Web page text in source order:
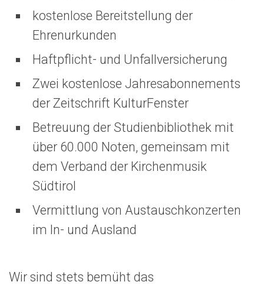
kostenlose Bereitstellung der
Ehrenurkunden
Haftpflicht- und Unfallversicherung
Zwei kostenlose Jahresabonnements
der Zeitschrift KulturFenster
Betreuung der Studienbibliothek mit
über 60.000 Noten, gemeinsam mit
dem Verband der Kirchenmusik
Südtirol
Vermittlung von Austauschkonzerten
im In- und Ausland
Wir sind stets bemüht das